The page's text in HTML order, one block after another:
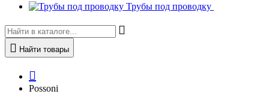
Трубы под проводку
Найти товары
Possoni